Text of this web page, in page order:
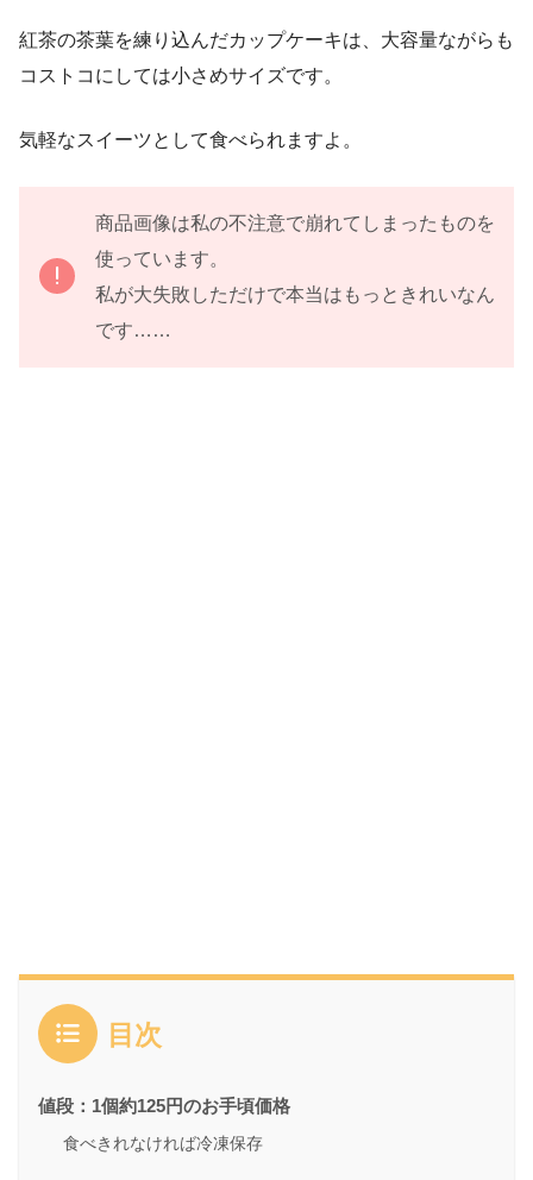
紅茶の茶葉を練り込んだカップケーキは、大容量ながらも
コストコにしては小さめサイズです。
気軽なスイーツとして食べられますよ。
商品画像は私の不注意で崩れてしまったものを
使っています。
私が大失敗しただけで本当はもっときれいなん
です……
目次
値段：1個約125円のお手頃価格
食べきれなければ冷凍保存